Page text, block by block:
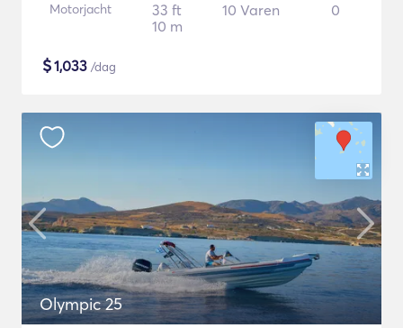
Motorjacht
33 ft
10 m
10 Varen 0
$1,033 /dag
Olympic 25